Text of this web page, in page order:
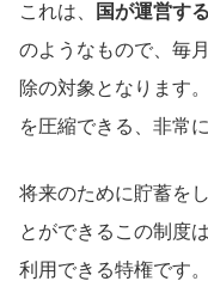
これは、
国が運営す
のようなもので、毎
除の対象となります
を圧縮できる、非常
将来のために貯蓄を
とができるこの制度
利用できる特権です